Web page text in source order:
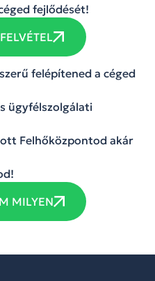
fejlődését!
felépítened a céged
ügyfélszolgálati
Felhőközpontod akár
MILYEN